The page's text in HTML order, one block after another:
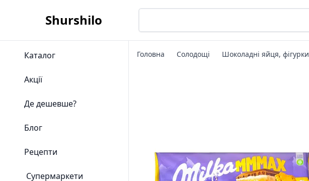
Shurshilo
Каталог
Акції
Де дешевше?
Блог
Рецепти
Супермаркети
Головна Солодощі Шоколадні яйця, фігурки